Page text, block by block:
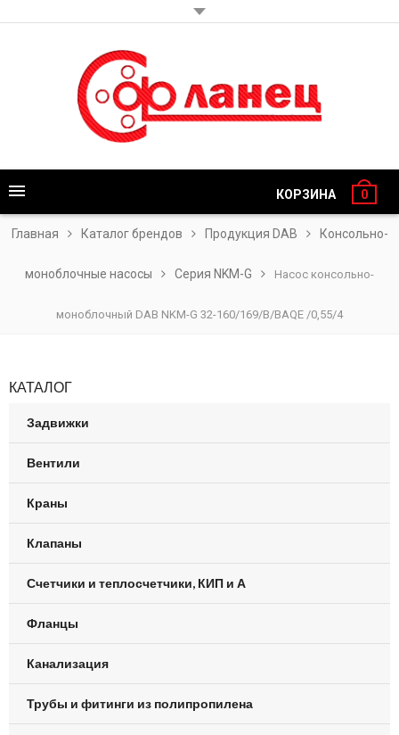
КОРЗИНА 0
Главная Каталог брендов Продукция DAB Консольно-
моноблочные насосы Серия NKM-G Насос консольно-
моноблочный DAB NKM-G 32-160/169/B/BAQE /0,55/4
КАТАЛОГ
Задвижки
Вентили
Краны
Клапаны
Счетчики и теплосчетчики, КИП и А
Фланцы
Канализация
Трубы и фитинги из полипропилена